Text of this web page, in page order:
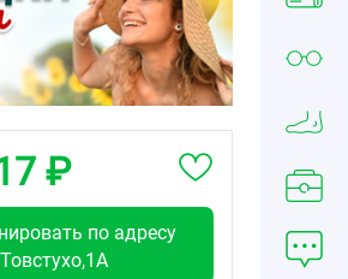
₽
по адресу